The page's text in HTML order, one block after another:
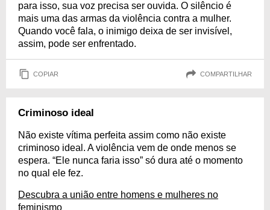
para isso, sua voz precisa ser ouvida. O silêncio é
mais uma das armas da violência contra a mulher.
Quando você fala, o inimigo deixa de ser invisível,
assim, pode ser enfrentado.
COPIAR COMPARTILHAR
Criminoso ideal
Não existe vítima perfeita assim como não existe
criminoso ideal. A violência vem de onde menos se
espera. “Ele nunca faria isso” só dura até o momento
no qual ele fez.
Descubra a união entre homens e mulheres no
feminismo